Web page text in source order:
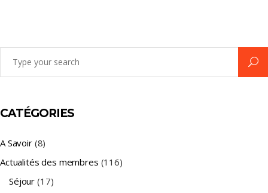
CATÉGORIES
A Savoir(8)
Actualités des membres (116)
Séjour (17)